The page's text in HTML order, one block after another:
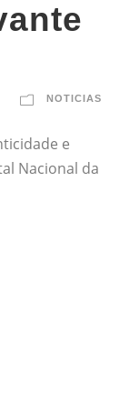
NOTICIAS
e
Nacional da